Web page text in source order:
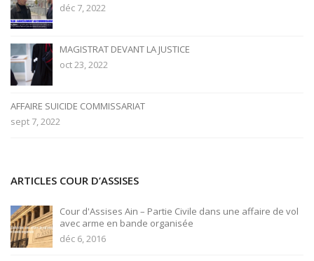
déc 7, 2022
MAGISTRAT DEVANT LA JUSTICE
oct 23, 2022
AFFAIRE SUICIDE COMMISSARIAT
sept 7, 2022
ARTICLES COUR D’ASSISES
Cour d'Assises Ain – Partie Civile dans une affaire de vol
avec arme en bande organisée
déc 6, 2016